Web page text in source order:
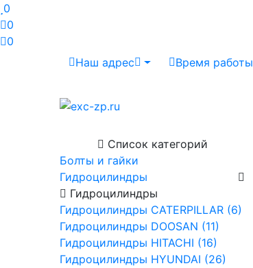
0
0
0
Наш адрес
Время работы
Список категорий
Болты и гайки
Гидроцилиндры
Гидроцилиндры
Гидроцилиндры CATERPILLAR (6)
Гидроцилиндры DOOSAN (11)
Гидроцилиндры HITACHI (16)
Гидроцилиндры HYUNDAI (26)